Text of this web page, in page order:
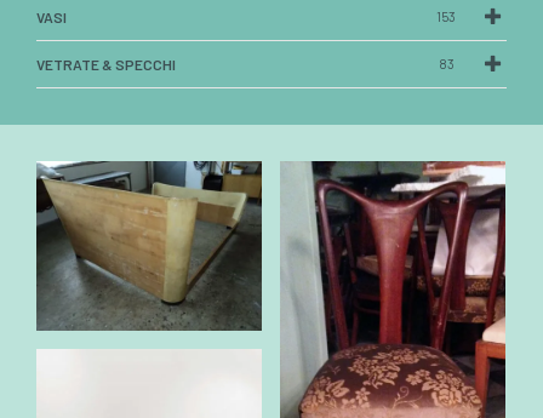
VASI 153
VETRATE & SPECCHI 83